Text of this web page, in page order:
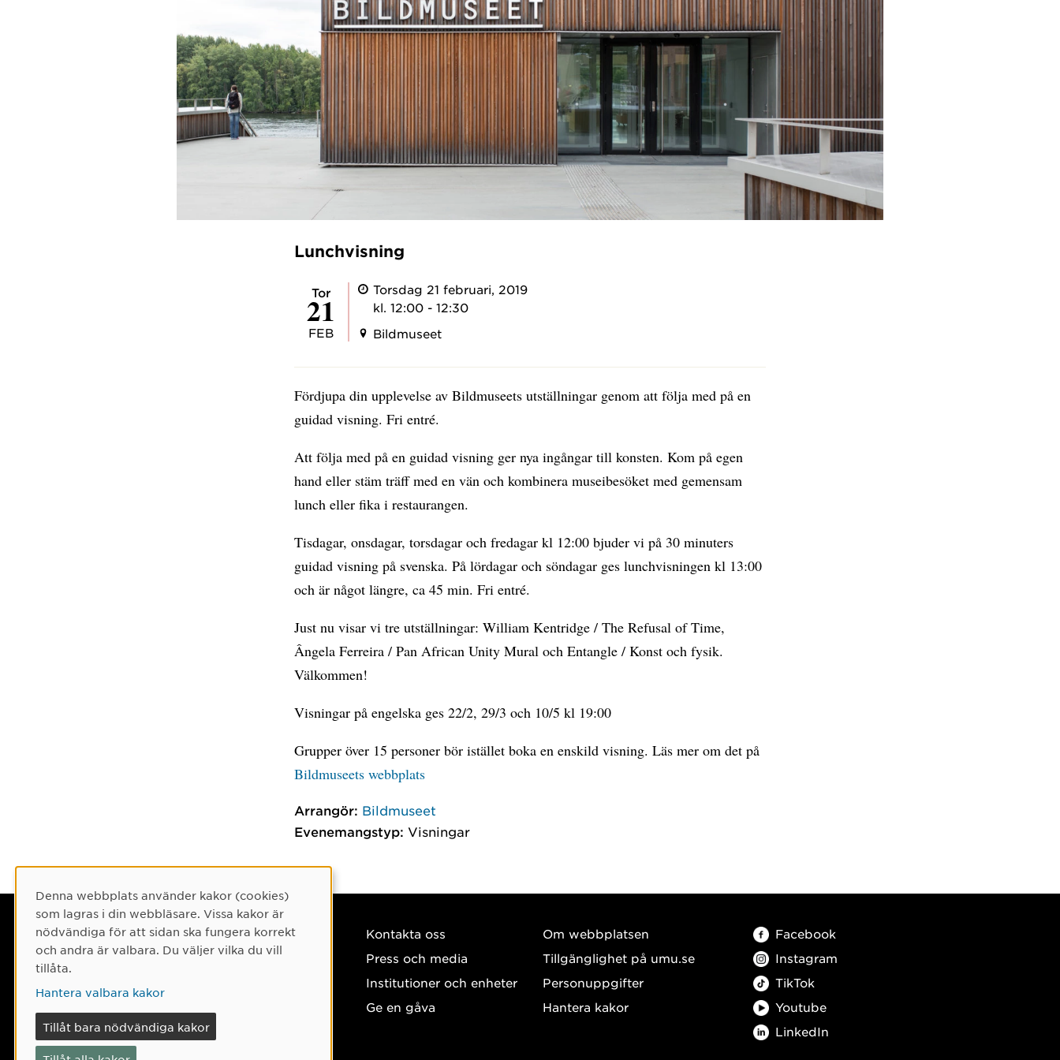
Lunchvisning
tor
21
FEB
Torsdag 21 februari, 2019
kl. 12:00 - 12:30
Bildmuseet
Fördjupa din upplevelse av Bildmuseets utställningar genom att följa med på en
guidad visning. Fri entré.
Att följa med på en guidad visning ger nya ingångar till konsten. Kom på egen
hand eller stäm träff med en vän och kombinera museibesöket med gemensam
lunch eller fika i restaurangen.
Tisdagar, onsdagar, torsdagar och fredagar kl 12:00 bjuder vi på 30 minuters
guidad visning på svenska. På lördagar och söndagar ges lunchvisningen kl 13:00
och är något längre, ca 45 min. Fri entré.
Just nu visar vi tre utställningar: William Kentridge / The Refusal of Time,
Ângela Ferreira / Pan African Unity Mural och Entangle / Konst och fysik.
Välkommen!
Visningar på engelska ges 22/2, 29/3 och 10/5 kl 19:00
Grupper över 15 personer bör istället boka en enskild visning. Läs mer om det på
Bildmuseets webbplats
Arrangör: Bildmuseet
Evenemangstyp: Visningar
Umeå universitet
901 87 Umeå
Kontakta oss
Press och media
Institutioner och enheter
Ge en gåva
Om webbplatsen
Tillgänglighet på umu.se
Personuppgifter
Hantera kakor
Facebook
Instagram
TikTok
Youtube
LinkedIn
Cookie-samtycke
Denna webbplats använder kakor (cookies)
som lagras i din webbläsare. Vissa kakor är
nödvändiga för att sidan ska fungera korrekt
och andra är valbara. Du väljer vilka du vill
tillåta.
Hantera valbara kakor
Tillåt bara nödvändiga kakor